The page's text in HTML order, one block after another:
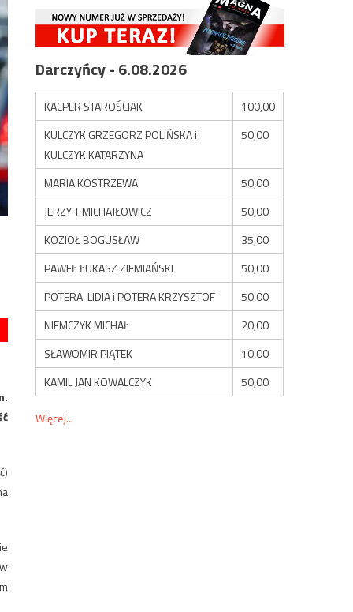
Darczyńcy - 6.08.2026
KACPER STAROŚCIAK
100,00
KULCZYK GRZEGORZ POLIŃSKA i
KULCZYK KATARZYNA
50,00
MARIA KOSTRZEWA
50,00
JERZY T MICHAJŁOWICZ
50,00
KOZIOŁ BOGUSŁAW
35,00
PAWEŁ ŁUKASZ ZIEMIAŃSKI
50,00
POTERA LIDIA i POTERA KRZYSZTOF
50,00
NIEMCZYK MICHAŁ
20,00
SŁAWOMIR PIĄTEK
10,00
KAMIL JAN KOWALCZYK
50,00
Więcej...